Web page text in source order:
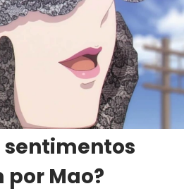
sentimentos
Mao?